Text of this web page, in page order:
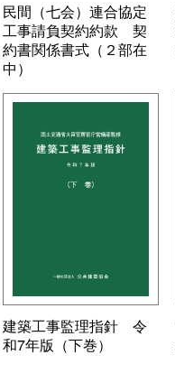
民間（七会）連合協定
工事請負契約約款 契
約書関係書式（２部在
中）
建築工事監理指針 令
和7年版（下巻）